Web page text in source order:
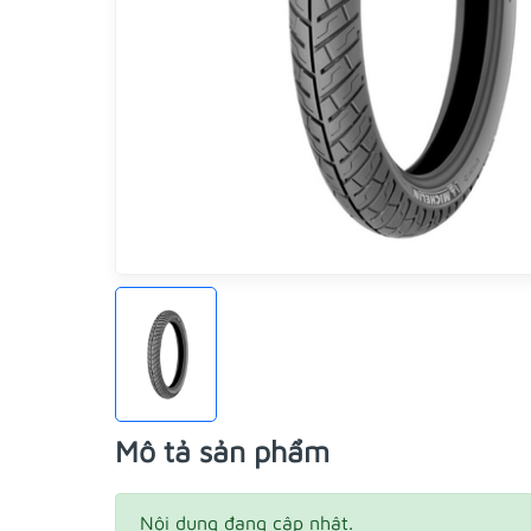
Mô tả sản phẩm
Nội dung đang cập nhật.